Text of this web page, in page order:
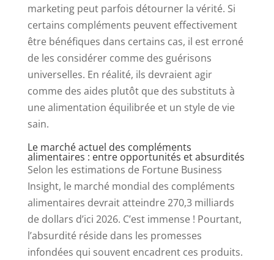
marketing peut parfois détourner la vérité. Si
certains compléments peuvent effectivement
être bénéfiques dans certains cas, il est erroné
de les considérer comme des guérisons
universelles. En réalité, ils devraient agir
comme des aides plutôt que des substituts à
une alimentation équilibrée et un style de vie
sain.
Le marché actuel des compléments
alimentaires : entre opportunités et absurdités
Selon les estimations de Fortune Business
Insight, le marché mondial des compléments
alimentaires devrait atteindre 270,3 milliards
de dollars d’ici 2026. C’est immense ! Pourtant,
l’absurdité réside dans les promesses
infondées qui souvent encadrent ces produits.